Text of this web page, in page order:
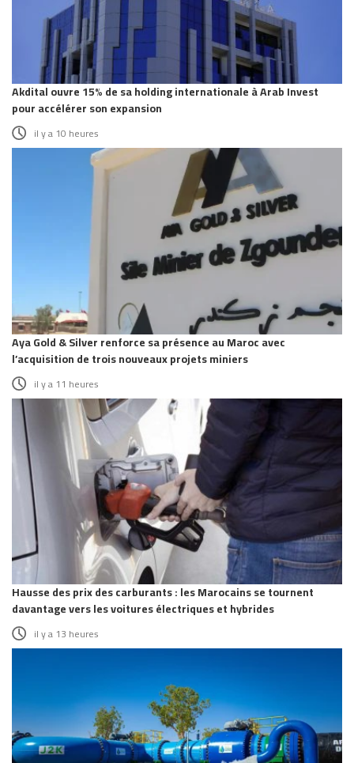
Akdital ouvre 15% de sa holding internationale à Arab Invest
pour accélérer son expansion
il y a 10 heures
Aya Gold & Silver renforce sa présence au Maroc avec
l’acquisition de trois nouveaux projets miniers
il y a 11 heures
Hausse des prix des carburants : les Marocains se tournent
davantage vers les voitures électriques et hybrides
il y a 13 heures